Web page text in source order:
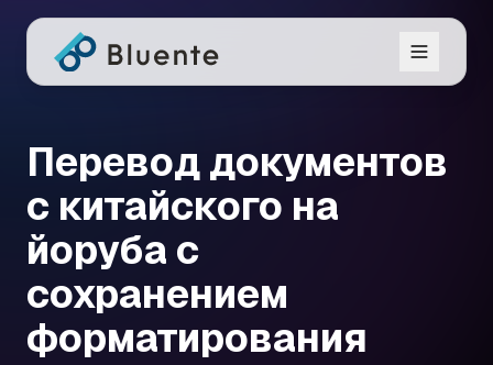
Перевод документов
с китайского на
йоруба с
сохранением
форматирования